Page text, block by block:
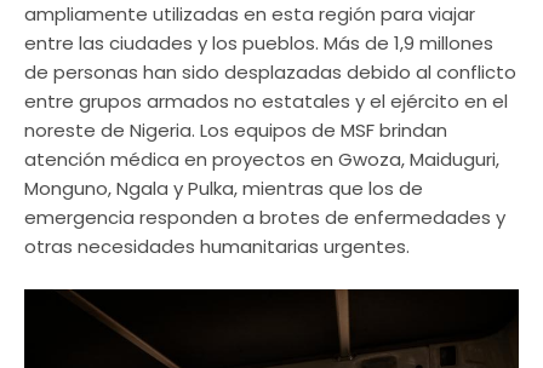
ampliamente utilizadas en esta región para viajar
entre las ciudades y los pueblos. Más de 1,9 millones
de personas han sido desplazadas debido al conflicto
entre grupos armados no estatales y el ejército en el
noreste de Nigeria. Los equipos de MSF brindan
atención médica en proyectos en Gwoza, Maiduguri,
Monguno, Ngala y Pulka, mientras que los de
emergencia responden a brotes de enfermedades y
otras necesidades humanitarias urgentes.